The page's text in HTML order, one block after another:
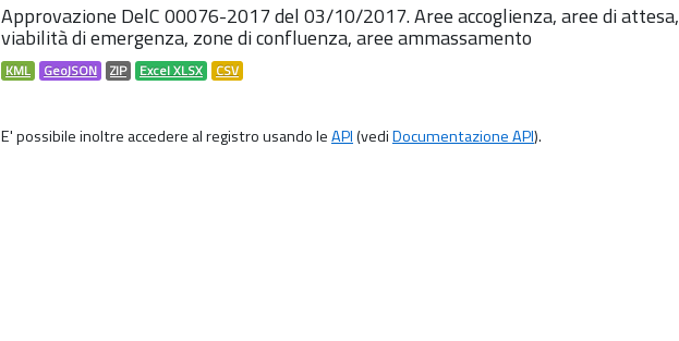
Approvazione DelC 00076-2017 del 03/10/2017. Aree accoglienza, aree di attesa,
viabilità di emergenza, zone di confluenza, aree ammassamento
KML GeoJSON ZIP Excel XLSX CSV
E' possibile inoltre accedere al registro usando leAPI(vediDocumentazione API).